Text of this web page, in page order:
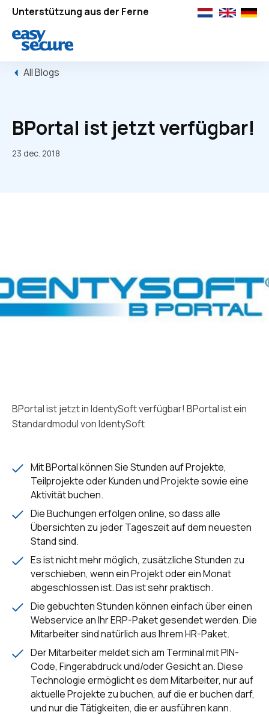
Unterstützung aus der Ferne
All Blogs
BPortal ist jetzt verfügbar!
23 dec. 2018
BPortal ist jetzt in IdentySoft verfügbar! BPortal ist ein
Standardmodul von IdentySoft
Mit BPortal können Sie Stunden auf Projekte,
Teilprojekte oder Kunden und Projekte sowie eine
Aktivität buchen.
Die Buchungen erfolgen online, so dass alle
Übersichten zu jeder Tageszeit auf dem neuesten
Stand sind.
Es ist nicht mehr möglich, zusätzliche Stunden zu
verschieben, wenn ein Projekt oder ein Monat
abgeschlossen ist. Das ist sehr praktisch.
Die gebuchten Stunden können einfach über einen
Webservice an Ihr ERP-Paket gesendet werden. Die
Mitarbeiter sind natürlich aus Ihrem HR-Paket.
Der Mitarbeiter meldet sich am Terminal mit PIN-
Code, Fingerabdruck und/oder Gesicht an. Diese
Technologie ermöglicht es dem Mitarbeiter, nur auf
aktuelle Projekte zu buchen, auf die er buchen darf,
und nur die Tätigkeiten, die er ausführen kann.